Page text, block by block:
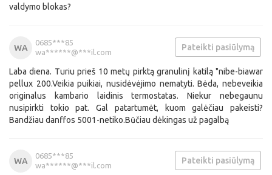
valdymo blokas?
WA
0685***85
wa******@***il.com
Pateikti pasiūlymą
Laba diena. Turiu prieš 10 metų pirktą granulinį katilą "nibe-biawar
pellux 200.Veikia puikiai, nusidėvėjimo nematyti. Bėda, nebeveikia
originalus kambario laidinis termostatas. Niekur nebegaunu
nusipirkti tokio pat. Gal patartumėt, kuom galėčiau pakeisti?
Bandžiau danffos 5001-netiko.Būčiau dėkingas už pagalbą
WA
0685***85
wa******@***il.com
Pateikti pasiūlymą